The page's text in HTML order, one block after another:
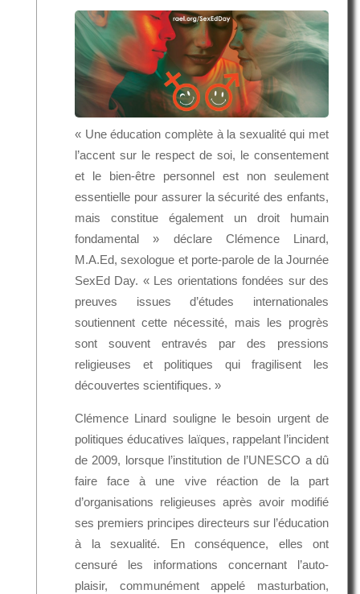
« Une éducation complète à la sexualité qui met
l’accent sur le respect de soi, le consentement
et le bien-être personnel est non seulement
essentielle pour assurer la sécurité des enfants,
mais constitue également un droit humain
fondamental » déclare Clémence Linard,
M.A.Ed, sexologue et porte-parole de la Journée
SexEd Day. « Les orientations fondées sur des
preuves issues d’études internationales
soutiennent cette nécessité, mais les progrès
sont souvent entravés par des pressions
religieuses et politiques qui fragilisent les
découvertes scientifiques. »
Clémence Linard souligne le besoin urgent de
politiques éducatives laïques, rappelant l’incident
de 2009, lorsque l’institution de l’UNESCO a dû
faire face à une vive réaction de la part
d’organisations religieuses après avoir modifié
ses premiers principes directeurs sur l’éducation
à la sexualité. En conséquence, elles ont
censuré les informations concernant l’auto-
plaisir, communément appelé masturbation,